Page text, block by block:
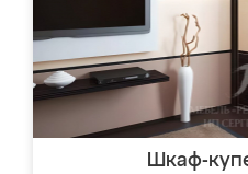
Шкаф-